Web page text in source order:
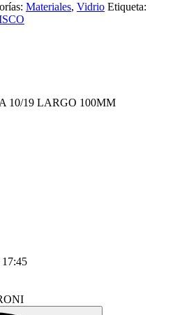
Materiales, Vidrio Etiqueta:
10/19 LARGO 100MM